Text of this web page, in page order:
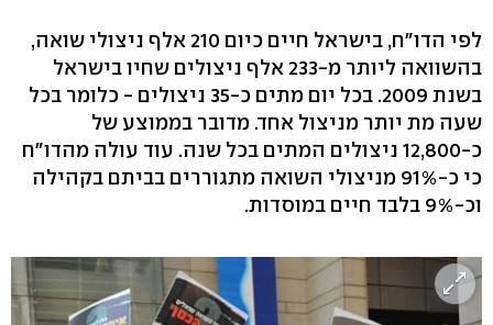
לפי הדו"ח, בישראל חיים כיום 210 אלף ניצולי שואה,
בהשוואה ליותר מ-233 אלף ניצולים שחיו בישראל
בשנת 2009. בכל יום מתים כ-35 ניצולים - כלומר בכל
שעה מת יותר מניצול אחד. מדובר בממוצע של
כ-12,800 ניצולים המתים בכל שנה. עוד עולה מהדו"ח
כי כ-91% מניצולי השואה מתגוררים בביתם בקהילה
וכ-9% בלבד חיים במוסדות.